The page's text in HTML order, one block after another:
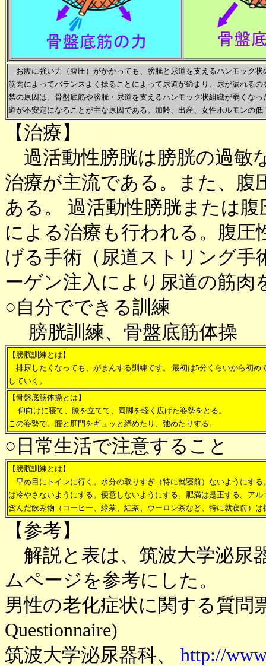
お腹に強い力（腹圧）がかかっても、膀胱と尿道を支えるハンモック状
筋肉によってバランスよく操ることによって尿道が締まり、尿が漏れる
禁の原因は、骨盤底筋や膀胱・尿道を支えるハンモック状組織が弱くな
道が不安定になることが主な原因である。加齢、出産、女性ホルモンの低
【治療】
過活動性膀胱は膀胱の過敏
治療が主流である。また、腹
ある。 過活動性膀胱または
による治療も行われる。腹圧
げる手術（尿道ストリング
ーゲン注入により尿道の筋
○自分でできる訓練
膀胱訓練、骨盤底筋体操
【膀胱訓練とは】
排尿したくなっても、がまんする訓練です。 最初は5分くらいから初め
していく。
【骨盤底筋体操とは】
仰向けに寝て、膝を立てて、両脚を軽く広げた姿勢をとる。
この姿勢で、腟と肛門をギュッと締めたり、弛めたりする。
○日常生活で注意すること
【膀胱訓練とは】
早め目にトイレに行く。水分の取りすぎ（特に就寝前）ないようにする
は冷やさないようにする。便意しないようにする。肥満は是正する。ア
含んだ飲み物（コーヒー、緑茶、紅茶、ウーロン茶など、特に就寝前）は
【参考】
解説と表は、筑波大学泌尿
ムページを参考にした。
男性の老化症状に関する質問
Questionnaire)
筑波大学泌尿器科、 http://